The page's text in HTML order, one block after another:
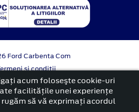
Ford Carbenta Com
si conditii
Politica cookies
dezvoltată de Workleto
acum foloseşte cookie-uri
facilitățile unei experiențe
să vă exprimați acordul